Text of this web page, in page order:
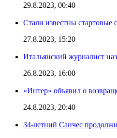
29.8.2023, 00:40
Стали известны стартовые
27.8.2023, 15:20
Итальянский журналист
26.8.2023, 16:00
«Интер» объявил о
24.8.2023, 20:40
34-летний Санчес